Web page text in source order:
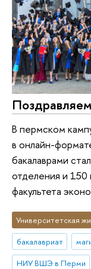
В пермском
в онлайн-
бакалаврами
отделения и 150
факультета
Университетская
бакалавриат
НИУ ВШЭ в Перми